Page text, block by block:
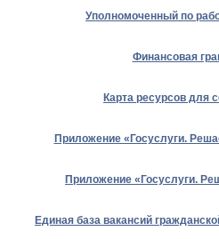
Уполномоченный по
Финансовая
Карта ресурсов для
Приложение «Госуслуги.
Приложение «Госуслуги.
Единая база вакансий